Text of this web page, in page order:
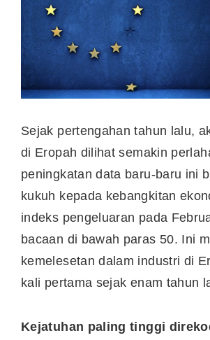
Sejak pertengahan tahun lalu,
di Eropah dilihat semakin
peningkatan data baru-baru ini
kukuh kepada kebangkitan
indeks pengeluaran pada
bacaan di bawah paras 50. Ini
kemelesetan dalam industri di
kali pertama sejak enam tahun
Kejatuhan paling tinggi